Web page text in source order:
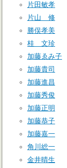
片田敏孝
片山 修
勝俣孝美
桂 文珍
加藤ゑみ子
加藤貴司
加藤進昌
加藤秀俊
加藤正明
加藤恭子
加藤嘉一
角川総一
金井晴生